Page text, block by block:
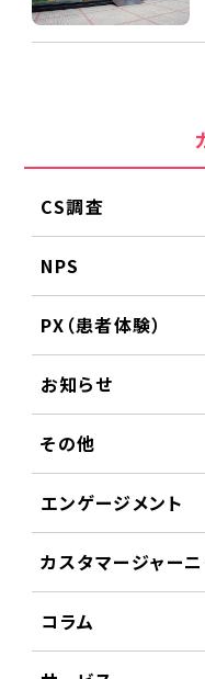
CS調査
NPS
PX（患者体験）
お知らせ
その他
エンゲージメント
カスタマージャー
コラム